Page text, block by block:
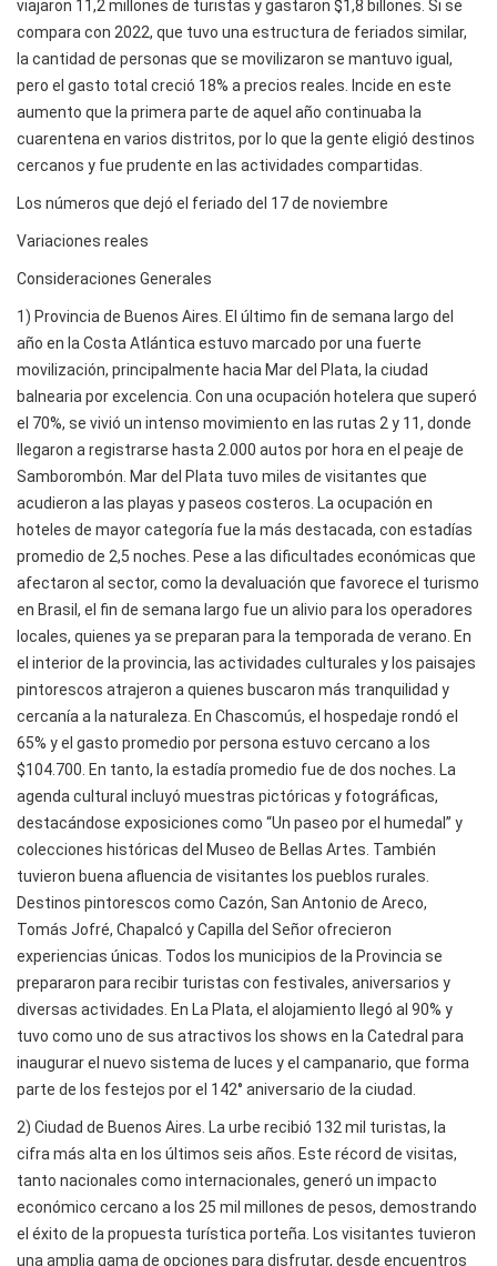
viajaron 11,2 millones de turistas y gastaron $1,8 billones. Si se
compara con 2022, que tuvo una estructura de feriados similar,
la cantidad de personas que se movilizaron se mantuvo igual,
pero el gasto total creció 18% a precios reales. Incide en este
aumento que la primera parte de aquel año continuaba la
cuarentena en varios distritos, por lo que la gente eligió destinos
cercanos y fue prudente en las actividades compartidas.
Los números que dejó el feriado del 17 de noviembre
Variaciones reales
Consideraciones Generales
1) Provincia de Buenos Aires. El último fin de semana largo del
año en la Costa Atlántica estuvo marcado por una fuerte
movilización, principalmente hacia Mar del Plata, la ciudad
balnearia por excelencia. Con una ocupación hotelera que superó
el 70%, se vivió un intenso movimiento en las rutas 2 y 11, donde
llegaron a registrarse hasta 2.000 autos por hora en el peaje de
Samborombón. Mar del Plata tuvo miles de visitantes que
acudieron a las playas y paseos costeros. La ocupación en
hoteles de mayor categoría fue la más destacada, con estadías
promedio de 2,5 noches. Pese a las dificultades económicas que
afectaron al sector, como la devaluación que favorece el turismo
en Brasil, el fin de semana largo fue un alivio para los operadores
locales, quienes ya se preparan para la temporada de verano. En
el interior de la provincia, las actividades culturales y los paisajes
pintorescos atrajeron a quienes buscaron más tranquilidad y
cercanía a la naturaleza. En Chascomús, el hospedaje rondó el
65% y el gasto promedio por persona estuvo cercano a los
$104.700. En tanto, la estadía promedio fue de dos noches. La
agenda cultural incluyó muestras pictóricas y fotográficas,
destacándose exposiciones como “Un paseo por el humedal” y
colecciones históricas del Museo de Bellas Artes. También
tuvieron buena afluencia de visitantes los pueblos rurales.
Destinos pintorescos como Cazón, San Antonio de Areco,
Tomás Jofré, Chapalcó y Capilla del Señor ofrecieron
experiencias únicas. Todos los municipios de la Provincia se
prepararon para recibir turistas con festivales, aniversarios y
diversas actividades. En La Plata, el alojamiento llegó al 90% y
tuvo como uno de sus atractivos los shows en la Catedral para
inaugurar el nuevo sistema de luces y el campanario, que forma
parte de los festejos por el 142° aniversario de la ciudad.
2) Ciudad de Buenos Aires. La urbe recibió 132 mil turistas, la
cifra más alta en los últimos seis años. Este récord de visitas,
tanto nacionales como internacionales, generó un impacto
económico cercano a los 25 mil millones de pesos, demostrando
el éxito de la propuesta turística porteña. Los visitantes tuvieron
una amplia gama de opciones para disfrutar, desde encuentros